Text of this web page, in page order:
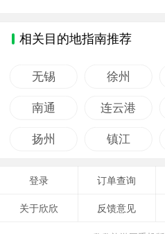
相关目的地指南推荐
无锡 徐州
南通 连云港
扬州 镇江
登录 订单查询
关于欣欣 反馈意见